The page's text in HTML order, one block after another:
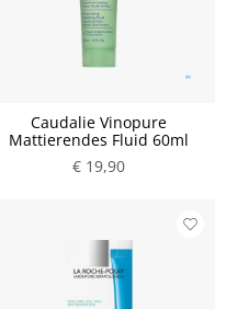
Caudalie Vinopure
Mattierendes Fluid 60ml
€ 19,90